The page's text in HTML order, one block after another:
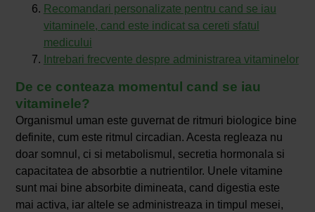
Recomandari personalizate pentru cand se iau
vitaminele, cand este indicat sa cereti sfatul
medicului
Intrebari frecvente despre administrarea vitaminelor
De ce conteaza momentul cand se iau
vitaminele?
Organismul uman este guvernat de ritmuri biologice bine
definite, cum este ritmul circadian. Acesta regleaza nu
doar somnul, ci si metabolismul, secretia hormonala si
capacitatea de absorbtie a nutrientilor. Unele vitamine
sunt mai bine absorbite dimineata, cand digestia este
mai activa, iar altele se administreaza in timpul mesei,